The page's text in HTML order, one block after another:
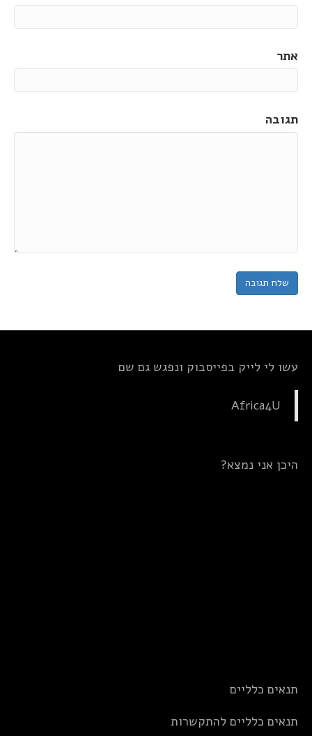
אתר
תגובה
עשו לי לייק בפייסבוק ונפגש גם שם
Africa4U
היכן אני נמצא?
תנאים כלליים
תנאים כלליים להתקשרות